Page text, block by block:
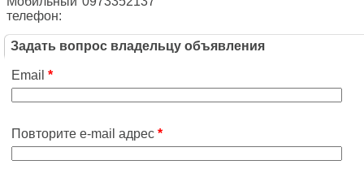
телефон:
Задать вопрос владельцу объявления
Email *
Повторите e-mail адрес *